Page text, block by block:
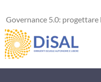
contenuto
5.0: progettare la